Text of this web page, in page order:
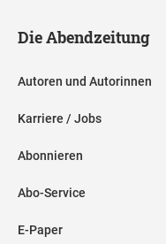
Die Abendzeitung
Autoren und Autorinnen
Karriere / Jobs
Abonnieren
Abo-Service
E-Paper